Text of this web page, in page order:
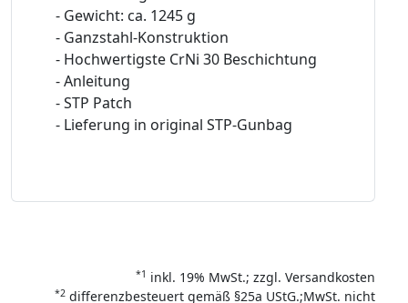
- Gewicht: ca. 1245 g
- Ganzstahl-Konstruktion
- Hochwertigste CrNi 30 Beschichtung
- Anleitung
- STP Patch
- Lieferung in original STP-Gunbag
*1 inkl. 19% MwSt.; zzgl. Versandkosten
*2 differenzbesteuert gemäß §25a UStG.;MwSt. nicht